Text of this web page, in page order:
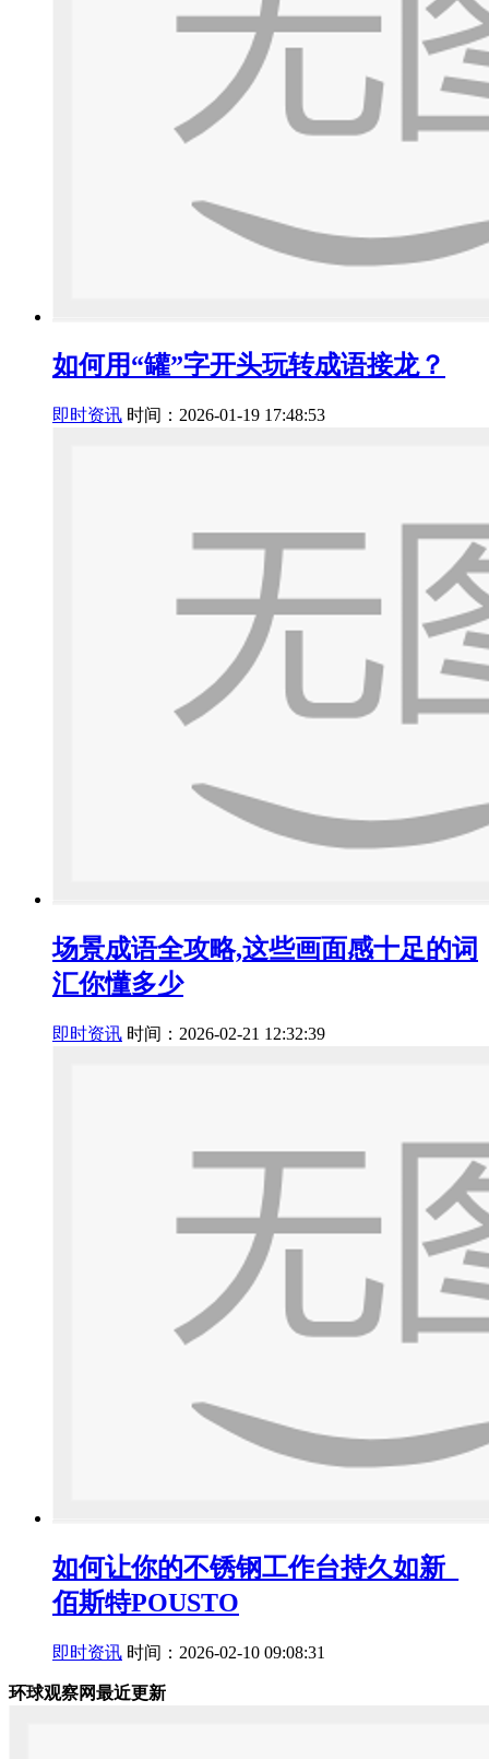
如何用“罐”字开头玩转成语接龙？
即时资讯 时间：2026-01-19 17:48:53
场景成语全攻略,这些画面感十足的词
汇你懂多少
即时资讯 时间：2026-02-21 12:32:39
如何让你的不锈钢工作台持久如新_
佰斯特POUSTO
即时资讯 时间：2026-02-10 09:08:31
环球观察网最近更新